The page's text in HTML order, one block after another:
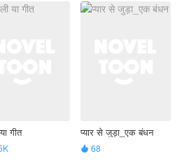
गीत प्यार से जुड़ा_एक बंधन
 68